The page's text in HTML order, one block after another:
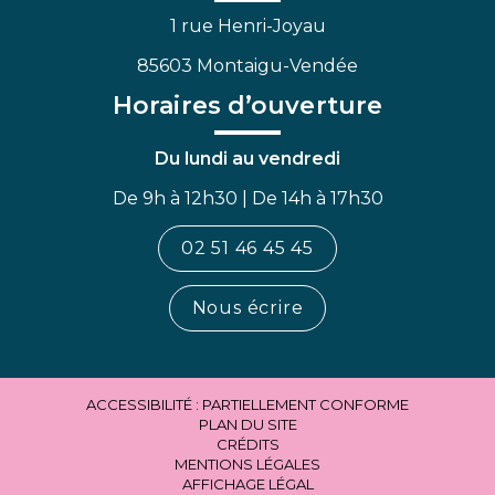
1 rue Henri-Joyau
85603 Montaigu-Vendée
Horaires d’ouverture
Du lundi au vendredi
De 9h à 12h30 | De 14h à 17h30
02 51 46 45 45
Nous écrire
ACCESSIBILITÉ : PARTIELLEMENT CONFORME
PLAN DU SITE
CRÉDITS
MENTIONS LÉGALES
AFFICHAGE LÉGAL